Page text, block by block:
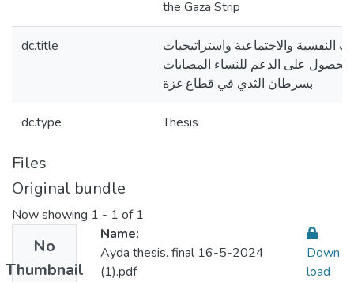
the Gaza Strip
dc.title
النفسية والاجتماعية واستراتيجيات
الحصول على الدعم للنساء المصابات
بسرطان الثدي في قطاع غزة
dc.type Thesis
Files
Original bundle
Now showing 1 - 1 of 1
No
Thumbnail
Name:
Ayda thesis. final 16-5-2024
(1).pdf
Down
load